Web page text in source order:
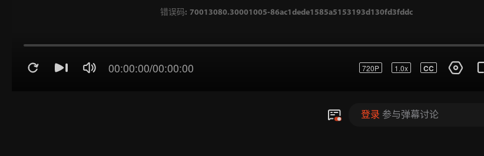
错误码: 70013080.30001005-86ac1dede1585a5153193d130fd3fddc
00:00:00/00:00:00 720P 1.0x CC
登录 参与弹幕讨论